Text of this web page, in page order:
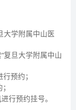
疗也很有特
外处于领先地
主持一项国家
经费近3000余
等奖（2014
），上海市科技
励。以第一作者
SCI文章144
大学附属中山医
复旦大学附属中山
预约；
行预约挂号。